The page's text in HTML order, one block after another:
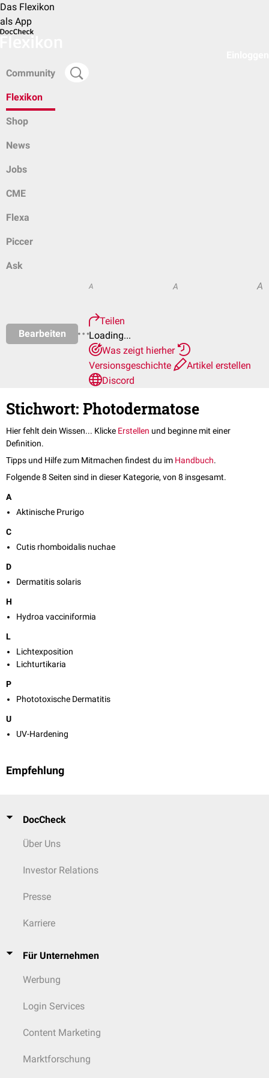
Das Flexikon
als App
Community
Flexikon
Shop
News
Jobs
CME
Flexa
Piccer
Ask
Bearbeiten
A A A
Teilen
Loading...
Was zeigt hierher
Versionsgeschichte
Artikel erstellen
Discord
Stichwort: Photodermatose
Hier fehlt dein Wissen... Klicke Erstellen und beginne mit einer
Definition.
Tipps und Hilfe zum Mitmachen findest du im Handbuch.
Folgende 8 Seiten sind in dieser Kategorie, von 8 insgesamt.
A
Aktinische Prurigo
C
Cutis rhomboidalis nuchae
D
Dermatitis solaris
H
Hydroa vacciniformia
L
Lichtexposition
Lichturtikaria
P
Phototoxische Dermatitis
U
UV-Hardening
Empfehlung
DocCheck
Über Uns
Investor Relations
Presse
Karriere
Für Unternehmen
Werbung
Login Services
Content Marketing
Marktforschung